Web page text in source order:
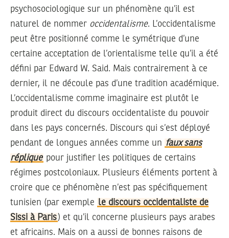
psychosociologique sur un phénomène qu’il est
naturel de nommer occidentalisme. L’occidentalisme
peut être positionné comme le symétrique d’une
certaine acceptation de l’orientalisme telle qu’il a été
défini par Edward W. Said. Mais contrairement à ce
dernier, il ne découle pas d’une tradition académique.
L’occidentalisme comme imaginaire est plutôt le
produit direct du discours occidentaliste du pouvoir
dans les pays concernés. Discours qui s’est déployé
pendant de longues années comme un faux sans
réplique pour justifier les politiques de certains
régimes postcoloniaux. Plusieurs éléments portent à
croire que ce phénomène n’est pas spécifiquement
tunisien (par exemple le discours occidentaliste de
Sissi à Paris) et qu’il concerne plusieurs pays arabes
et africains. Mais on a aussi de bonnes raisons de